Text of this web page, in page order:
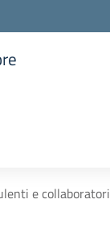
e collaboratori